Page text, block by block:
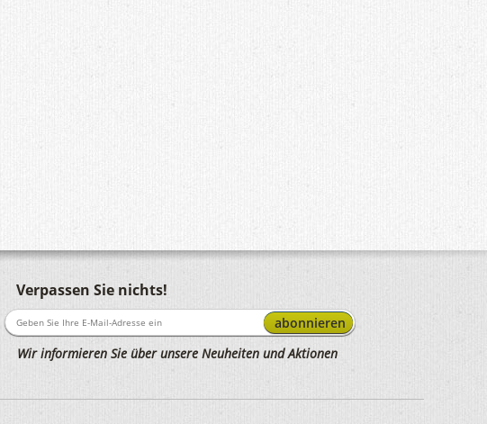
Verpassen Sie nichts!
abonnieren
Wir informieren Sie über unsere Neuheiten und Aktionen